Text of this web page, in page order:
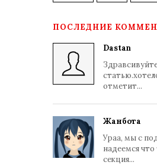
ПОСЛЕДНИЕ
Dastan
отметит...
Жанбота
Ураа, мы с
надеемся
секция...